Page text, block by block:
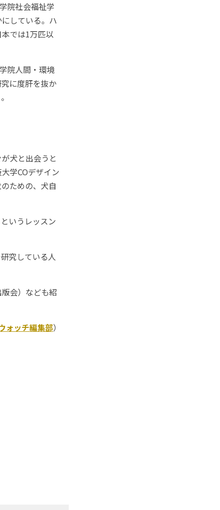
院社会福祉学
している。ハ
では1万匹以
院人間・環境
に度肝を抜か
犬と出会うと
学COデザイン
ための、犬自
いうレッスン
究している人
会）なども紹
ォッチ編集部）